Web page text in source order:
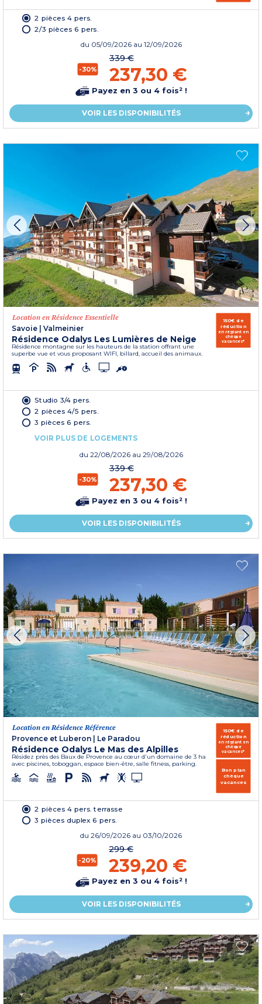
2 pièces 4 pers.
2/3 pièces 6 pers.
du 05/09/2026 au 12/09/2026
-30%
339 €
237,30 €
Payez en 3 ou 4 fois² !
VOIR LES DISPONIBILITÉS
Location en Résidence Essentielle
Savoie
Valmeinier
Résidence Odalys Les Lumières de Neige
Résidence montagne sur les hauteurs de la station offrant une
superbe vue et vous proposant WIFI, billard, accueil des animaux.
150€ de
réduction
en réglant en
chèque
vacances*
Studio 3/4 pers.
2 pièces 4/5 pers.
3 pièces 6 pers.
VOIR PLUS DE LOGEMENTS
du 22/08/2026 au 29/08/2026
-30%
339 €
237,30 €
Payez en 3 ou 4 fois² !
VOIR LES DISPONIBILITÉS
Location en Résidence Référence
Provence et Luberon
Le Paradou
Résidence Odalys Le Mas des Alpilles
Résidez près des Baux de Provence au cœur d'un domaine de 3 ha
avec piscines, toboggan, espace bien-être, salle fitness, parking.
150€ de
réduction
en réglant en
chèque
vacances*
Bon plan
chèque
vacances
2 pièces 4 pers. terrasse
3 pièces duplex 6 pers.
du 26/09/2026 au 03/10/2026
-20%
299 €
239,20 €
Payez en 3 ou 4 fois² !
VOIR LES DISPONIBILITÉS